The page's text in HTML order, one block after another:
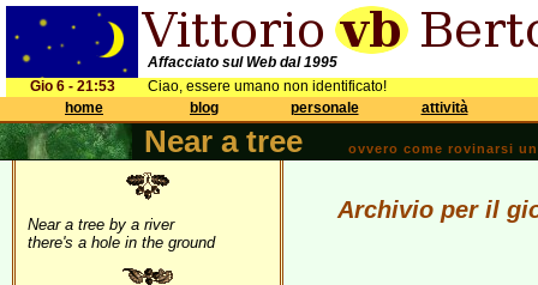
Affacciato sul Web dal 1995
Gio 6 - 21:53
Ciao, essere umano non identificato!
home
blog personale attività
Near a tree ovvero come rovinarsi
Near a tree by a river
there's a hole in the ground
Archivio per il